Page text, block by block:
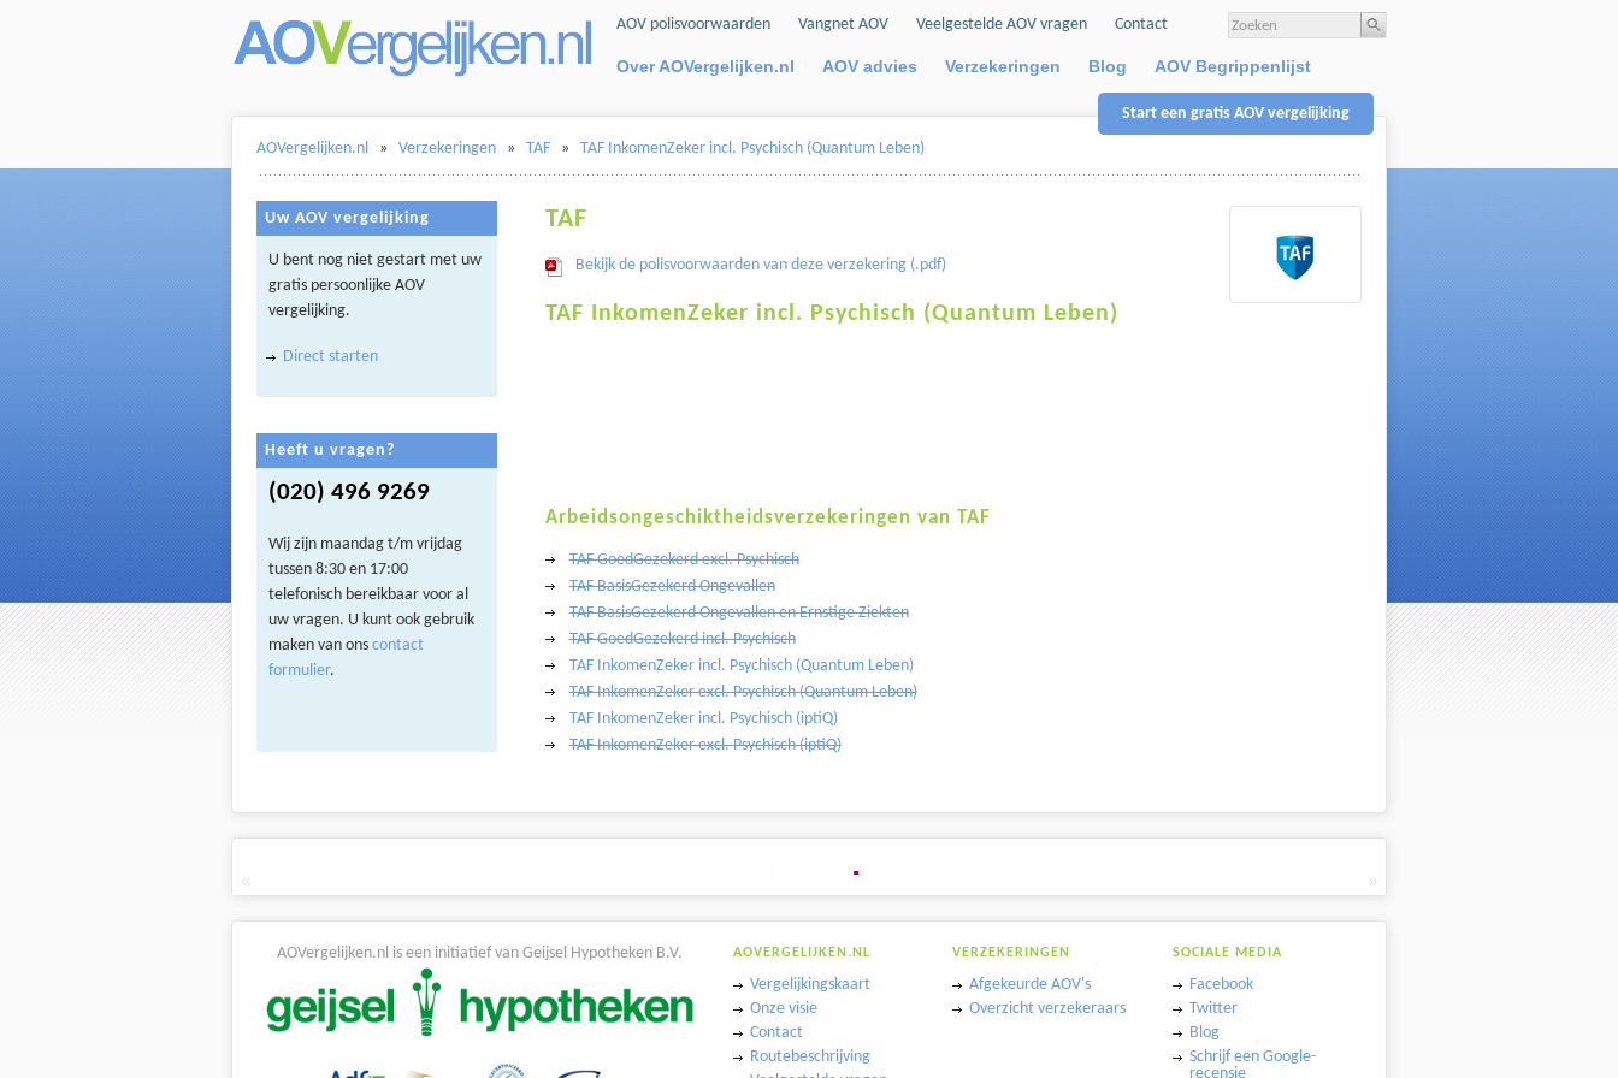
AOV polisvoorwaarden Vangnet AOV Veelgestelde AOV vragen Contact
Over AOVergelijken.nl AOV advies Verzekeringen Blog AOV Begrippenlijst
Start een gratis AOV vergelijking
AOVergelijken.nl » Verzekeringen » TAF » TAF InkomenZeker incl. Psychisch (Quantum Leben)
TAF
Bekijk de polisvoorwaarden van deze verzekering (.pdf)
TAF InkomenZeker incl. Psychisch (Quantum Leben)
Arbeidsongeschiktheidsverzekeringen van TAF
TAF GoedGezekerd excl. Psychisch
TAF BasisGezekerd Ongevallen
TAF BasisGezekerd Ongevallen en Ernstige Ziekten
TAF GoedGezekerd incl. Psychisch
TAF InkomenZeker incl. Psychisch (Quantum Leben)
TAF InkomenZeker excl. Psychisch (Quantum Leben)
TAF InkomenZeker incl. Psychisch (iptiQ)
TAF InkomenZeker excl. Psychisch (iptiQ)
Uw AOV vergelijking
U bent nog niet gestart met uw
gratis persoonlijke AOV
vergelijking.
Direct starten
Heeft u vragen?
(020) 496 9269
Wij zijn maandag t/m vrijdag
tussen 8:30 en 17:00
telefonisch bereikbaar voor al
uw vragen. U kunt ook gebruik
maken van ons contact
formulier.
« »
AOVergelijken.nl is een initiatief van Geijsel Hypotheken B.V. AOVERGELIJKEN.NL
Vergelijkingskaart
Onze visie
Contact
Routebeschrijving
VERZEKERINGEN
Afgekeurde AOV's
Overzicht verzekeraars
SOCIALE MEDIA
Facebook
Twitter
Blog
Schrijf een Google-
recensie